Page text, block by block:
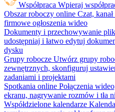
Współpraca Wpieraj
Obszar roboczy online Czat,
firmowe ogłoszenia wideo
Dokumenty i przechowywanie
udostępniaj i łatwo edytuj
dysku
Grupy robocze Utwórz grupy
zewnętrznych, skonfiguruj
zadaniami i projektami
Spotkania online Połączenia
ekranu, nagrywanie rozmów i tła
Współdzielone kalendarze